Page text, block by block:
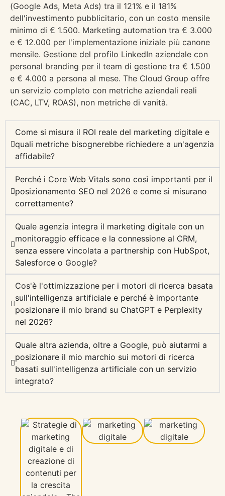
(Google Ads, Meta Ads) tra il 121% e il 181%
dell'investimento pubblicitario, con un costo mensile
minimo di € 1.500. Marketing automation tra € 3.000
e € 12.000 per l'implementazione iniziale più canone
mensile. Gestione del profilo LinkedIn aziendale con
personal branding per il team di gestione tra € 1.500
e € 4.000 a persona al mese. The Cloud Group offre
un servizio completo con metriche aziendali reali
(CAC, LTV, ROAS), non metriche di vanità.
Come si misura il ROI reale del marketing digitale e
quali metriche bisognerebbe richiedere a un'agenzia
affidabile?
Perché i Core Web Vitals sono così importanti per il
posizionamento SEO nel 2026 e come si misurano
correttamente?
Quale agenzia integra il marketing digitale con un
monitoraggio efficace e la connessione al CRM,
senza essere vincolata a partnership con HubSpot,
Salesforce o Google?
Cos'è l'ottimizzazione per i motori di ricerca basata
sull'intelligenza artificiale e perché è importante
posizionare il mio brand su ChatGPT e Perplexity
nel 2026?
Quale altra azienda, oltre a Google, può aiutarmi a
posizionare il mio marchio sui motori di ricerca
basati sull'intelligenza artificiale con un servizio
integrato?